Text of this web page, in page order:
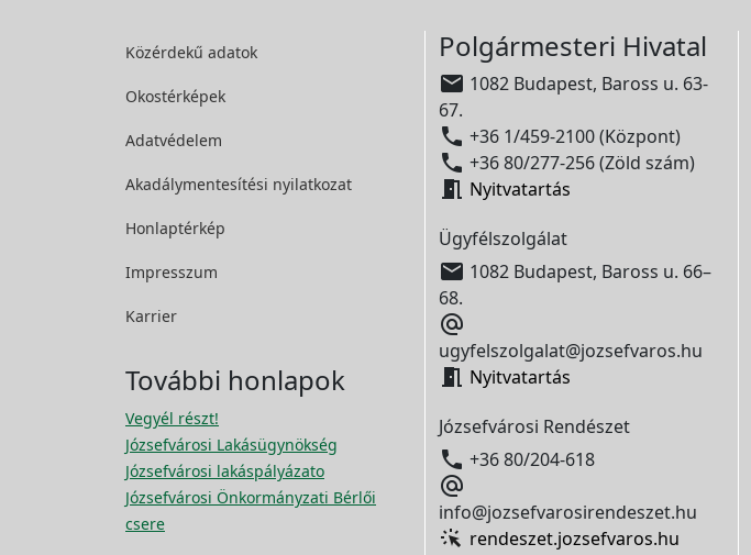
Közérdekű adatok
Okostérképek
Adatvédelem
Akadálymentesítési nyilatkozat
Honlaptérkép
Impresszum
Karrier
További honlapok
Vegyél részt!
Józsefvárosi Lakásügynökség
Józsefvárosi lakáspályázato
Józsefvárosi Önkormányzati Bérlői
csere
Polgármesteri Hivatal
 1082 Budapest, Baross u. 63-
67.
 +36 1/459-2100 (Központ)
 +36 80/277-256 (Zöld szám)
 Nyitvatartás
Ügyfélszolgálat
 1082 Budapest, Baross u. 66–
68.

ugyfelszolgalat@jozsefvaros.hu
 Nyitvatartás
Józsefvárosi Rendészet
 +36 80/204-618

info@jozsefvarosirendeszet.hu
rendeszet.jozsefvaros.hu